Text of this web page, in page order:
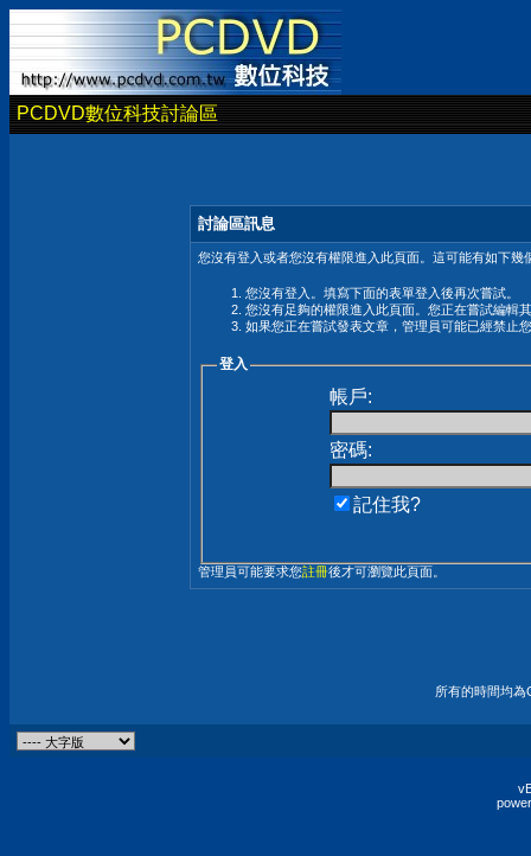
PCDVD數位科技討論區
討論區訊息
您沒有登入或者您沒有權限進入此頁面。這可能有如下幾
您沒有登入。填寫下面的表單登入後再次嘗試。
您沒有足夠的權限進入此頁面。您正在嘗試編輯
如果您正在嘗試發表文章，管理員可能已經禁止
登入
帳戶:
密碼:
記住我?
管理員可能要求您註冊後才可瀏覽此頁面。
所有的時間均為